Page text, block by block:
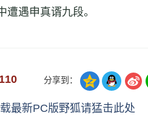
遇申真谞九段。
110 分享到：
最新PC版野狐请猛击此处